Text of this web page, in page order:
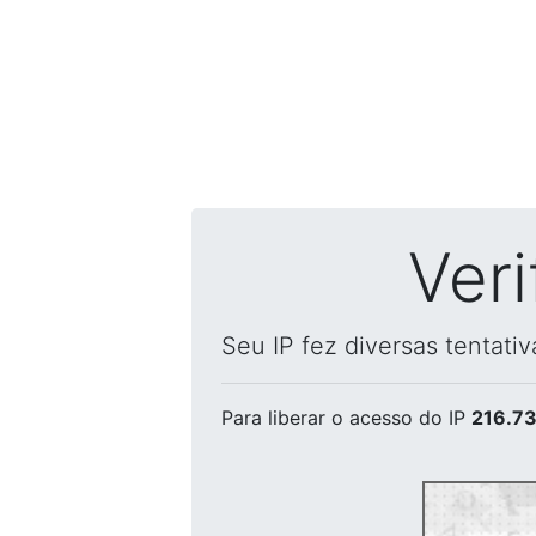
Seu IP fez diversas
Para liberar o acesso do IP